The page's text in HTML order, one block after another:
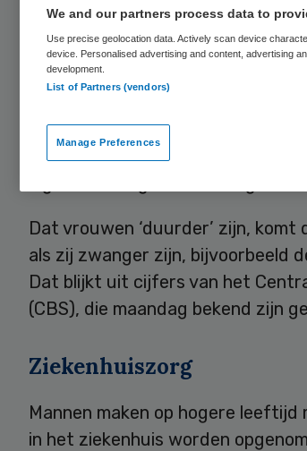
Skipr Redactie 11 maart 2013
uitgekeerd voor zorg die valt
kwamen gemiddeld uit op 2200
Dat vrouwen ‘duurder’ zijn,
als zij zwanger zijn, bijvoorbeeld
Dat blijkt uit cijfers van het
(CBS), die maandag bekend zijn
Ziekenhuiszorg
Mannen maken op hogere
in het ziekenhuis worden
We and our partners process data to
Use precise geolocation data. Actively scan device
device. Personalised advertising and content, advertising
development.
List of Partners (vendors)
Manage Preferences